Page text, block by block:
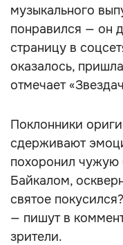
музыкального
понравился — он
страницу в
оказалось,
отмечает
Поклонники
сдерживают
похоронил чужую
Байкалом,
святое
— пишут в
зрители.